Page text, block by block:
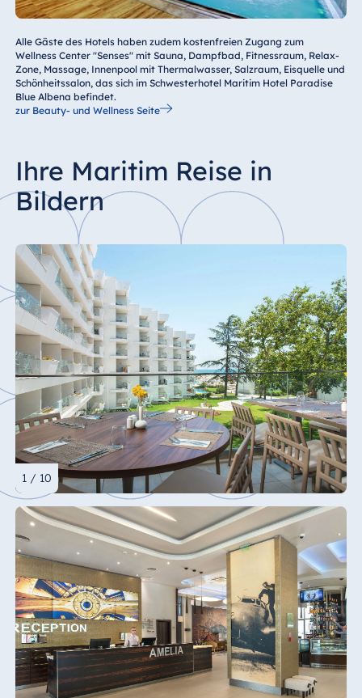
Alle Gäste des Hotels haben zudem kostenfreien Zugang zum
Wellness Center "Senses" mit Sauna, Dampfbad, Fitnessraum, Relax-
Zone, Massage, Innenpool mit Thermalwasser, Salzraum, Eisquelle und
Schönheitssalon, das sich im Schwesterhotel Maritim Hotel Paradise
Blue Albena befindet.
zur Beauty- und Wellness Seite
Ihre Maritim Reise in
Bildern
1 / 10